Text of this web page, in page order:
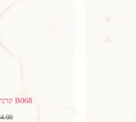
B068 קרניז גימור לחדר עליון .